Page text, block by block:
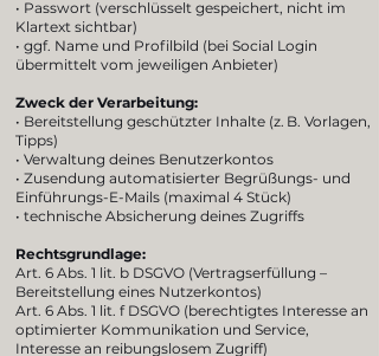
• Passwort (verschlüsselt gespeichert, nicht im
Klartext sichtbar)
• ggf. Name und Profilbild (bei Social Login
übermittelt vom jeweiligen Anbieter)
Zweck der Verarbeitung:
• Bereitstellung geschützter Inhalte (z. B. Vorlagen,
Tipps)
• Verwaltung deines Benutzerkontos
• Zusendung automatisierter Begrüßungs- und
Einführungs-E-Mails (maximal 4 Stück)
• technische Absicherung deines Zugriffs
Rechtsgrundlage:
Art. 6 Abs. 1 lit. b DSGVO (Vertragserfüllung –
Bereitstellung eines Nutzerkontos)
Art. 6 Abs. 1 lit. f DSGVO (berechtigtes Interesse an
optimierter Kommunikation und Service,
Interesse an reibungslosem Zugriff)